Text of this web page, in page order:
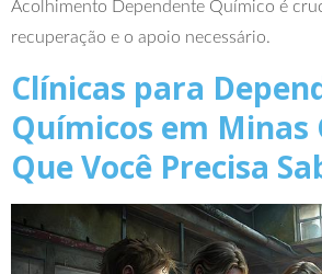
Acolhimento Dependente Químico é
recuperação e o apoio necessário.
Clínicas para
Químicos em Minas
Que Você Precisa